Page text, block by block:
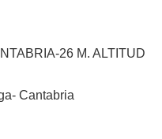
26 M. ALTITUD
Cantabria